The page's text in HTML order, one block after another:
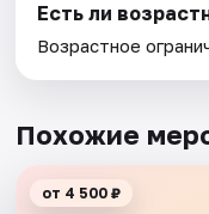
Есть ли
Возрастное
Похожие
от 4 500 ₽